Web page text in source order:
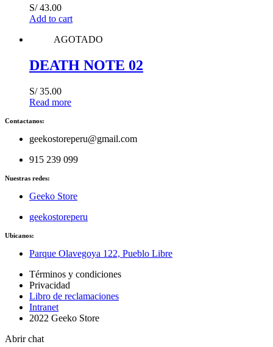
S/43.00
Add to cart
AGOTADO
DEATH NOTE 02
S/35.00
Read more
Contactanos:
geekostoreperu@gmail.com
915 239 099
Nuestras redes:
Geeko Store
geekostoreperu
Ubicanos:
Parque Olavegoya 122, Pueblo Libre
Términos y condiciones
Privacidad
Libro de reclamaciones
Intranet
2022 Geeko Store
Abrir chat